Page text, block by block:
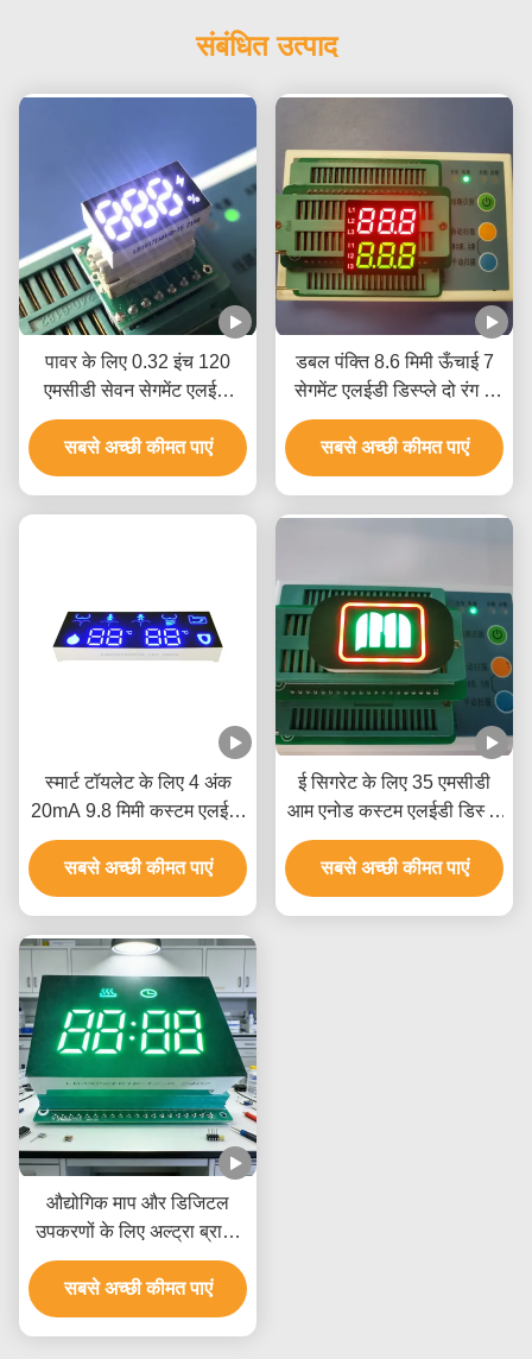
संबंधित उत्पाद
पावर के लिए 0.32 इंच 120
एमसीडी सेवन सेगमेंट एलईडी
डिस्प्ले आरओएचएस:
सबसे अच्छी कीमत पाएं
डबल पंक्ति 8.6 मिमी ऊँचाई 7
सेगमेंट एलईडी डिस्प्ले दो रंग 3
अंक
सबसे अच्छी कीमत पाएं
स्मार्ट टॉयलेट के लिए 4 अंक
20mA 9.8 मिमी कस्टम एलईडी
डिस्प्ले
सबसे अच्छी कीमत पाएं
ई सिगरेट के लिए 35 एमसीडी
आम एनोड कस्टम एलईडी डिस्प्ले
Display
सबसे अच्छी कीमत पाएं
औद्योगिक माप और डिजिटल
उपकरणों के लिए अल्ट्रा ब्राइट
रेड 4 डिजिट कस्टम एलईडी
डिस्प्ले
सबसे अच्छी कीमत पाएं